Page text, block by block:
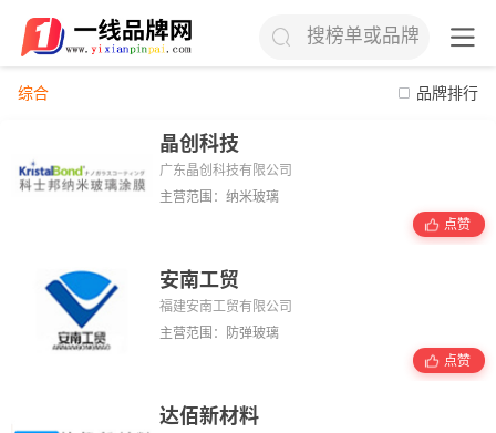
搜榜单或品牌
品牌排行
综合
晶创科技
广东晶创科技有限公司
主营范围：纳米玻璃
点赞
安南工贸
福建安南工贸有限公司
主营范围：防弹玻璃
点赞
达佰新材料